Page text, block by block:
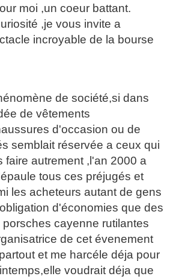
moi ,un coeur battant.
,je vous invite a
incroyable de la bourse
de société,si dans
de vêtements
d'occasion ou de
semblait réservée a ceux qui
faire autrement ,l'an 2000 a
tous ces préjugés et
les acheteurs autant de gens
d'économies que des
cayenne rutilantes
de cet évenement
et me harcéle déja pour
voudrait déja que